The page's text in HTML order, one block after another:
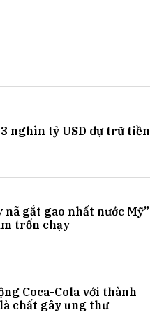
nghìn tỷ USD dự trữ tiền
gắt gao nhất nước Mỹ”
trốn chạy
Coca-Cola với thành
chất gây ung thư